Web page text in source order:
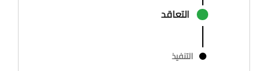
التعاقد
التنفيذ